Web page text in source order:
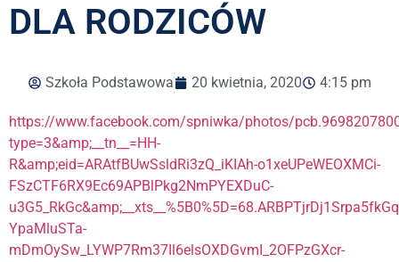
DLA RODZICÓW
Szkoła Podstawowa 20 kwietnia, 2020 4:15 pm
https://www.facebook.com/spniwka/photos/
type=3&amp;__tn__=HH-
R&amp;eid=ARAtfBUwSsldRi3zQ_iKIAh-o1xeUPeWEOXMCi-
FSzCTF6RX9Ec69APBlPkg2NmPYEXDuC-
YpaMluSTa-
mDmOySw_LYWP7Rm37Il6elsOXDGvmI_2OFPzGXcr-